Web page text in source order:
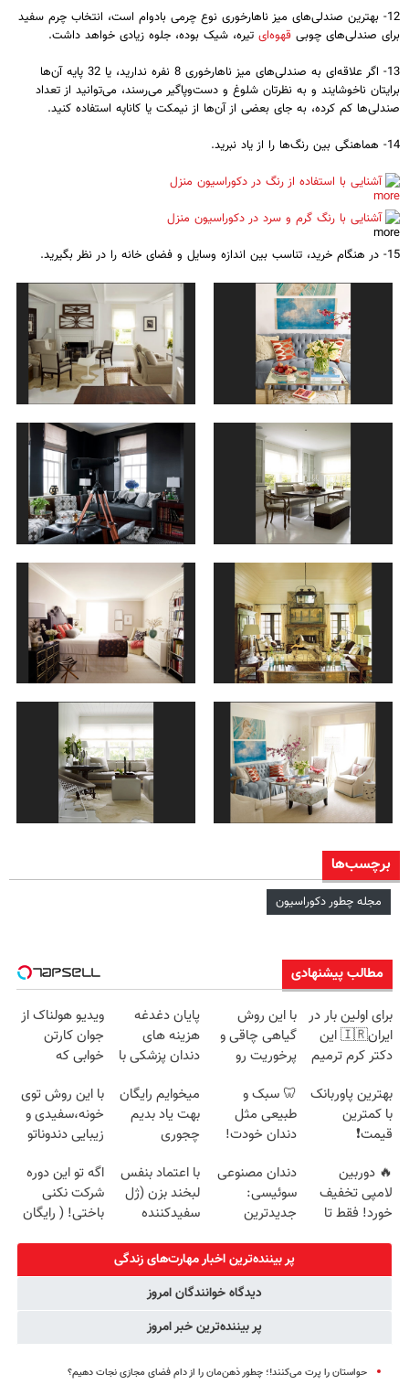
12- بهترین صندلی‌های میز ناهارخوری نوع چرمی بادوام است، انتخاب چرم سفید
برای صندلی‌های چوبی قهوه‌ای تیره، شیک بوده، جلوه زیادی خواهد داشت.
13- اگر علاقه‌ای به صندلی‌های میز ناهارخوری 8 نفره ندارید، یا 32 پایه آن‌ها
برایتان ناخوشایند و به نظرتان شلوغ و دست‌وپاگیر می‌رسند، می‌توانید از تعداد
صندلی‌ها کم کرده، به جای بعضی از آن‌ها از نیمکت یا کاناپه استفاده کنید.
14- هماهنگی بین رنگ‌ها را از یاد نبرید.
آشنایی با استفاده از رنگ در دکوراسیون منزل
آشنایی با رنگ گرم و سرد در دکوراسیون منزل
15- در هنگام خرید، تناسب بین اندازه وسایل و فضای خانه را در نظر بگیرید.
برچسب‌ها
مجله چطور دکوراسیون
مطالب پیشنهادی
برای اولین بار در
ایران🇮🇷 این
دکتر کرم ترمیم
ساخت!
با این روش
گیاهی چاقی و
پرخوریت رو
پایان دغدغه
هزینه های
دندان پزشکی با
خانگی
ویدیو هولناک از
جوان کارتن
خوابی که
آموزش رایگان
بهترین پاوربانک
با کمترین
قیمت❗
🦷 سبک و
طبیعی مثل
دندان خودت!
پرداخت اقساطی
💳 📍 تهران
میخوایم رایگان
بهت یاد بدیم
چجوری
نداری امتحانش
مجانیه
با این روش توی
خونه،سفیدی و
زیبایی دندوناتو
(40%off)
🔥 دوربین
لامپی تخفیف
خورد! فقط تا
دندان مصنوعی
سوئیسی:
جدیدترین
سبک و مقاوم |
پرداخت قسطی
با اعتماد بنفس
لبخند بزن (ژل
سفیدکننده
اگه تو این دوره
شرکت نکنی
باختی! ( رایگان
پر بیننده‌ترین اخبار مهارت‌های زندگی
دیدگاه خوانندگان امروز
پر بیننده‌ترین خبر امروز
حواستان را پرت می‌کنند!؛ چطور ذهن‌مان را از دام فضای مجازی نجات دهیم؟